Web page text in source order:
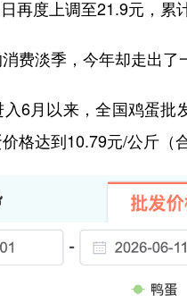
再度上调至21.9元，累
费淡季，今年却走出了
6月以来，全国鸡蛋
格达到10.79元/公斤（